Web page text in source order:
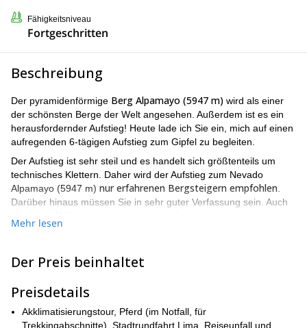
Fähigkeitsniveau
Fortgeschritten
Beschreibung
Der pyramidenförmige Berg Alpamayo (5947 m) wird als einer
der schönsten Berge der Welt angesehen. Außerdem ist es ein
herausfordernder Aufstieg! Heute lade ich Sie ein, mich auf einen
aufregenden 6-tägigen Aufstieg zum Gipfel zu begleiten.
Der Aufstieg ist sehr steil und es handelt sich größtenteils um
technisches Klettern. Daher wird der Aufstieg zum Nevado
Alpamayo (5947 m) nur erfahrenen Bergsteigern empfohlen
Darüber hinaus müssen Sie in sehr guter Verfassung sein. Auch
wir einen atemberaubenden Blick auf einige Gipfel der
Auf unserem Weg werden wir auch den Blick auf
wunderschöne Lagunen: Chinacocha und Orconcocha
genießen. Außerdem werden wir über Eis und Schnee auf einem
Mehr lesen
Der Preis beinhaltet
Preisdetails
Akklimatisierungstour, Pferd (im Notfall, für
Trekkingabschnitte), Stadtrundfahrt Lima, Reiseunfall und